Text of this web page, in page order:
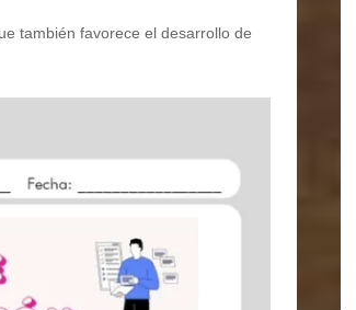
también favorece el desarrollo de